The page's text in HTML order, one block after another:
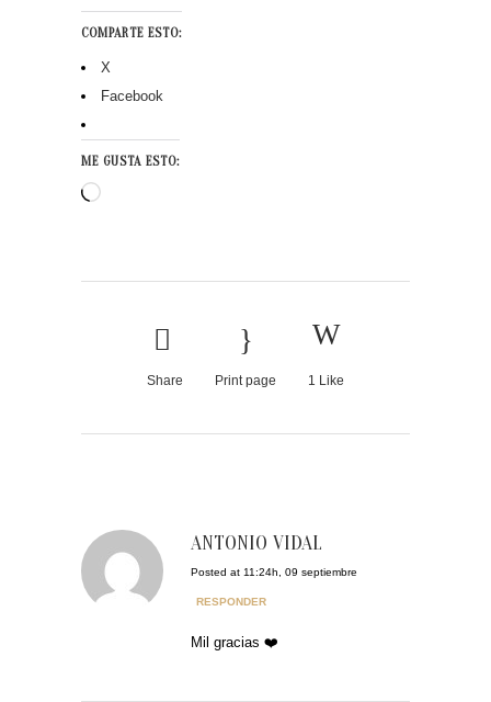
COMPARTE ESTO:
X
Facebook
ME GUSTA ESTO:
Cargando...
Share Print page 1 Like
ANTONIO VIDAL
Posted at 11:24h, 09 septiembre
RESPONDER
Mil gracias ❤️